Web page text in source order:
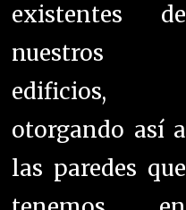
existentes de
nuestros
edificios,
otorgando así a
las paredes que